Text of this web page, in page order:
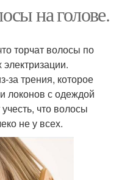
на голове.
торчат волосы по
за трения, которое
локонов с одеждой
что волосы
не у всех.